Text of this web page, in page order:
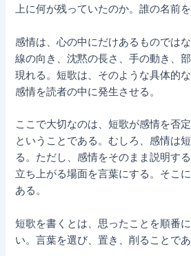
上に何が残っていたのか。誰の名前
感情は、心の中にだけあるものでは
線の向き、沈黙の長さ、手の動き、
現れる。短歌は、そのような具体的
感情を読者の中に発生させる。
ここで大切なのは、短歌が感情を否
ということである。むしろ、感情は
る。ただし、感情をそのまま説明す
立ち上がる場面を言葉にする。そこ
ある。
短歌を書くとは、思ったことを順番
い。言葉を選び、置き、削ることであ